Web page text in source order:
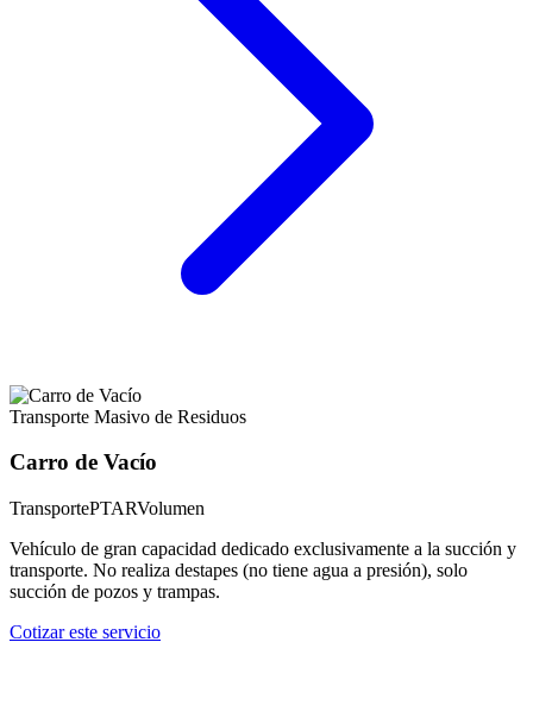
Transporte Masivo de Residuos
Carro de Vacío
TransportePTARVolumen
Vehículo de gran capacidad dedicado exclusivamente a la succión y
transporte. No realiza destapes (no tiene agua a presión), solo
succión de pozos y trampas.
Cotizar este servicio